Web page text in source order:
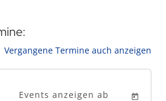
Vergangene Termine auch anzeigen
Events anzeigen ab